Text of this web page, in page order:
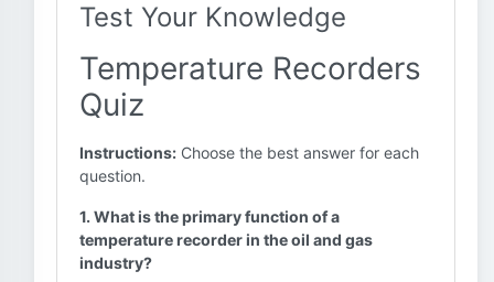
Test Your Knowledge
Temperature Recorders
Quiz
Instructions: Choose the best answer for each
question.
1. What is the primary function of a
temperature recorder in the oil and gas
industry?